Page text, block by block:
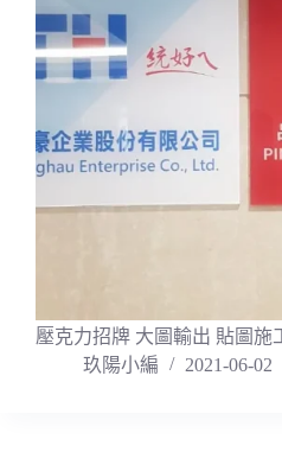
壓克力招牌 大圖輸出 貼圖
玖陽小編
2021-06-02